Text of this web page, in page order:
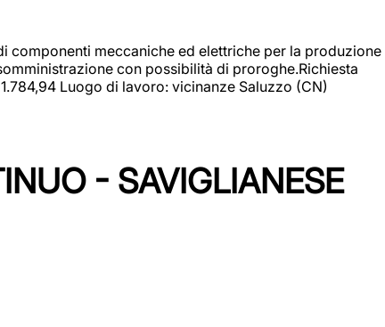
componenti meccaniche ed elettriche per la produzione
con possibilità di proroghe.Richiesta
Luogo di lavoro: vicinanze Saluzzo (CN)
- SAVIGLIANESE